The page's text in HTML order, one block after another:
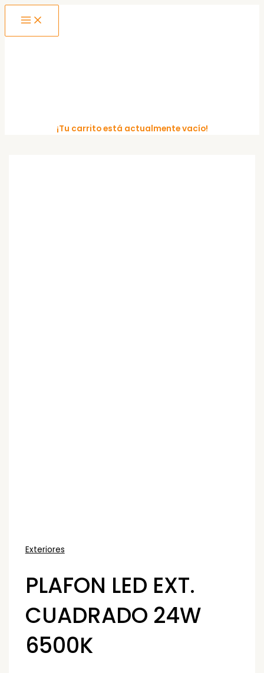
Ir
MENU
¡Tu carrito está actualmente vacío!
Exteriores
PLAFON LED EXT.
CUADRADO 24W
6500K